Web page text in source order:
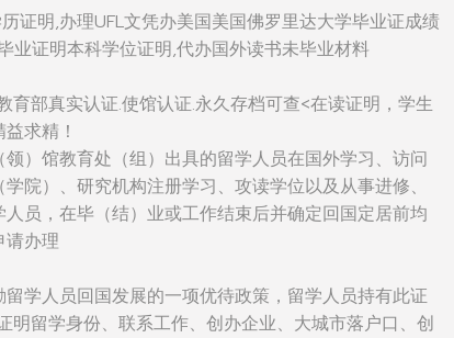
证明,办理UFL文凭办美国美国佛罗里达大学毕业证成绩
业证明本科学位证明,代办国外读书未毕业材料
育部真实认证.使馆认证.永久存档可查<在读证明，学生
求精！
）馆教育处（组）出具的留学人员在国外学习、访问
院）、研究机构注册学习、攻读学位以及从事进修、
员，在毕（结）业或工作结束后并确定回国定居前均
请办理
留学人员回国发展的一项优待政策，留学人员持有此证
明留学身份、联系工作、创办企业、大城市落户口、创